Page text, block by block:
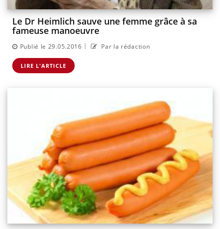
Le Dr Heimlich sauve une femme grâce à sa
fameuse manoeuvre
Publié le 29.05.2016 | Par la rédaction
LIRE L'ARTICLE